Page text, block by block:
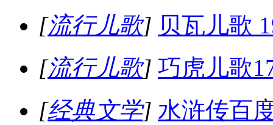
[流行儿歌] 贝瓦儿歌
[流行儿歌] 巧虎儿歌
[经典文学] 水浒传百